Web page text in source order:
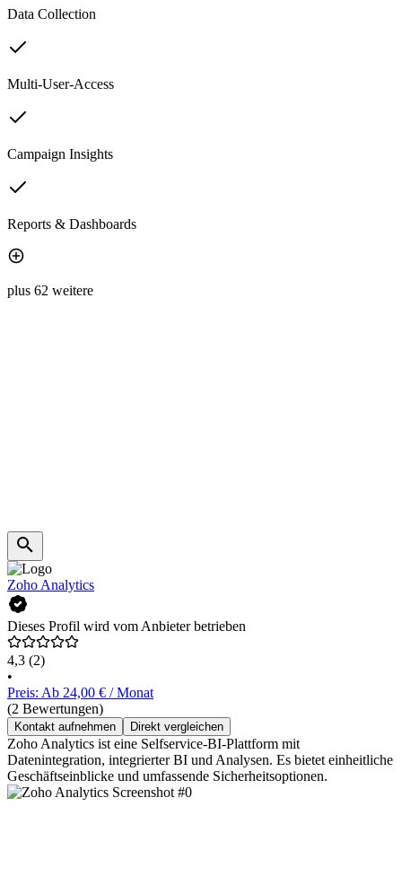
Data Collection
Multi-User-Access
Campaign Insights
Reports & Dashboards
plus 62 weitere
Zoho Analytics
Dieses Profil wird vom Anbieter betrieben
4,3 (2)
•
Preis: Ab 24,00 € / Monat
(2 Bewertungen)
Kontakt aufnehmen Direkt vergleichen
Zoho Analytics ist eine Selfservice-BI-Plattform mit
Datenintegration, integrierter BI und Analysen. Es bietet einheitliche
Geschäftseinblicke und umfassende Sicherheitsoptionen.